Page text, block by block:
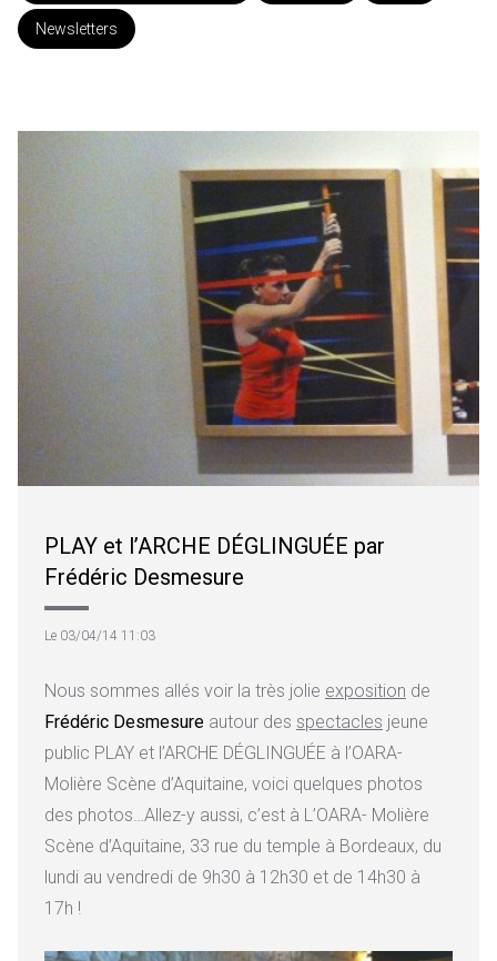
Newsletters
PLAY et l’ARCHE DÉGLINGUÉE par
Frédéric Desmesure
Le 03/04/14 11:03
Nous sommes allés voir la très jolie exposition de
Frédéric Desmesure autour des spectacles jeune
public PLAY et l’ARCHE DÉGLINGUÉE à l’OARA-
Molière Scène d’Aquitaine, voici quelques photos
des photos…Allez-y aussi, c’est à L’OARA- Molière
Scène d’Aquitaine, 33 rue du temple à Bordeaux, du
lundi au vendredi de 9h30 à 12h30 et de 14h30 à
17h !